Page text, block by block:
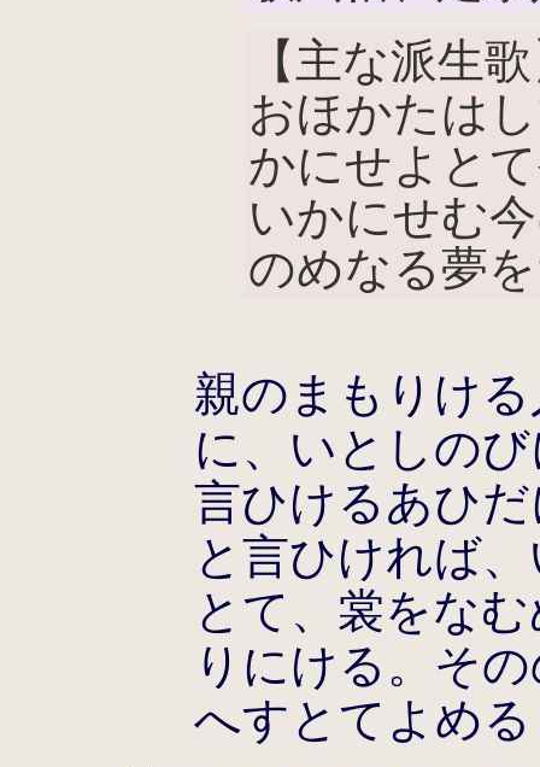
【主な派生
おほかたは
かにせよと
いかにせむ
のめなる夢
親のまもりけ
に、いとしの
言ひけるあひ
と言ひければ
とて、裳をな
りにける。そ
へすとてよめる